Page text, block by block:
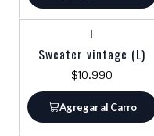
|
Sweater vintage (L)
$10.990
Agregar al Carro